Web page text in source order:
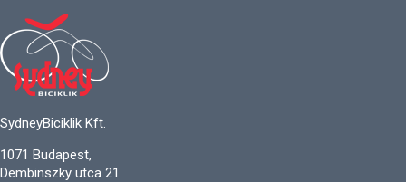
SydneyBiciklik Kft.
1071 Budapest,
Dembinszky utca 21.